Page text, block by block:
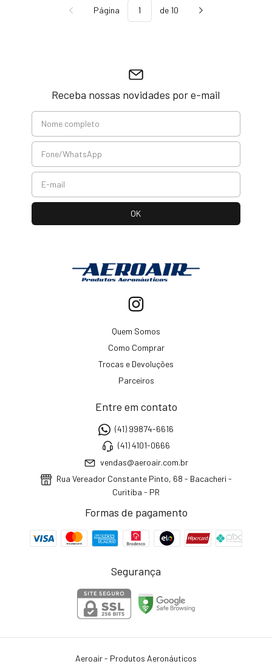
Página de 10
Receba nossas novidades por e-mail
Quem Somos
Como Comprar
Trocas e Devoluções
Parceiros
Entre em contato
(41) 99874-6616
(41) 4101-0666
vendas@aeroair.com.br
Rua Vereador Constante Pinto, 68 - Bacacheri -
Curitiba - PR
Formas de pagamento
Segurança
Aeroair - Produtos Aeronáuticos